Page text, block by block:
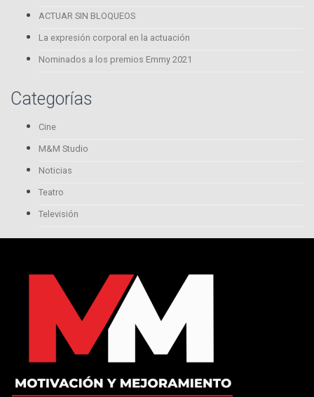
ACTUAR SIN BLOQUEOS
La expresión corporal en la actuación
Nominados a los premios Emmy 2021
Categorías
Cine
M&M Studio
Noticias
Teatro
Televisión